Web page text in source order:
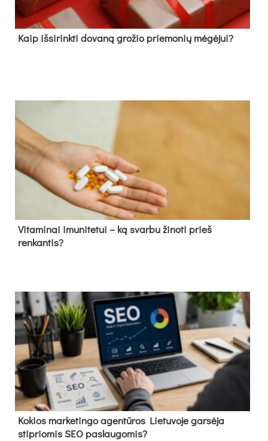
Kaip išsirinkti dovaną grožio priemonių mėgėjui?
Vitaminai imunitetui – ką svarbu žinoti prieš
renkantis?
Kokios marketingo agentūros Lietuvoje garsėja
stipriomis SEO paslaugomis?